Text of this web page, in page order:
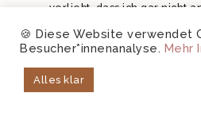
verliebt, dass ich gar nicht
🙂 vielen herzlichen dank
🍪 Diese Website verwendet
Besucher*innenanalyse. Mehr
Alles klar